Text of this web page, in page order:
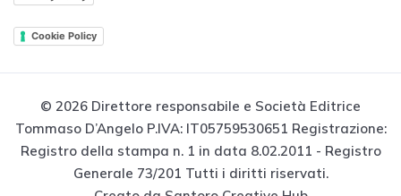
Cookie Policy
© 2026 Direttore responsabile e Società Editrice
Tommaso D’Angelo P.IVA: IT05759530651 Registrazione:
Registro della stampa n. 1 in data 8.02.2011 - Registro
Generale 73/201 Tutti i diritti riservati.